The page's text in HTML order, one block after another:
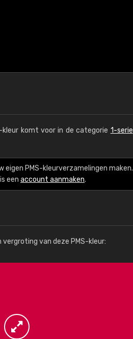
kleur komt voor in de categorie 1-serie
PMS-kleurverzamelingen maken.
een account aanmaken.
van deze PMS-kleur: